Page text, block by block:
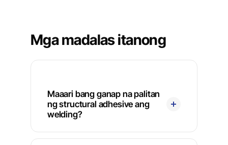
Mga madalas itanong
Maaari bang ganap na palitan
ng structural adhesive ang
welding?